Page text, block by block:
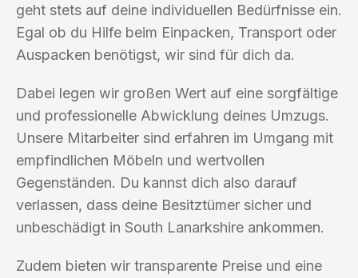
geht stets auf deine individuellen Bedürfnisse ein.
Egal ob du Hilfe beim Einpacken, Transport oder
Auspacken benötigst, wir sind für dich da.
Dabei legen wir großen Wert auf eine sorgfältige
und professionelle Abwicklung deines Umzugs.
Unsere Mitarbeiter sind erfahren im Umgang mit
empfindlichen Möbeln und wertvollen
Gegenständen. Du kannst dich also darauf
verlassen, dass deine Besitztümer sicher und
unbeschädigt in South Lanarkshire ankommen.
Zudem bieten wir transparente Preise und eine